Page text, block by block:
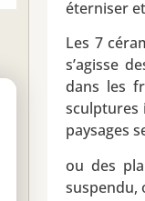
éterniser
Les 7
s’agisse
dans les
sculptures
paysages
ou des
suspendu,